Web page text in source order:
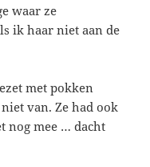
waar ze
ik haar niet aan de
met pokken
van. Ze had ook
nog mee … dacht